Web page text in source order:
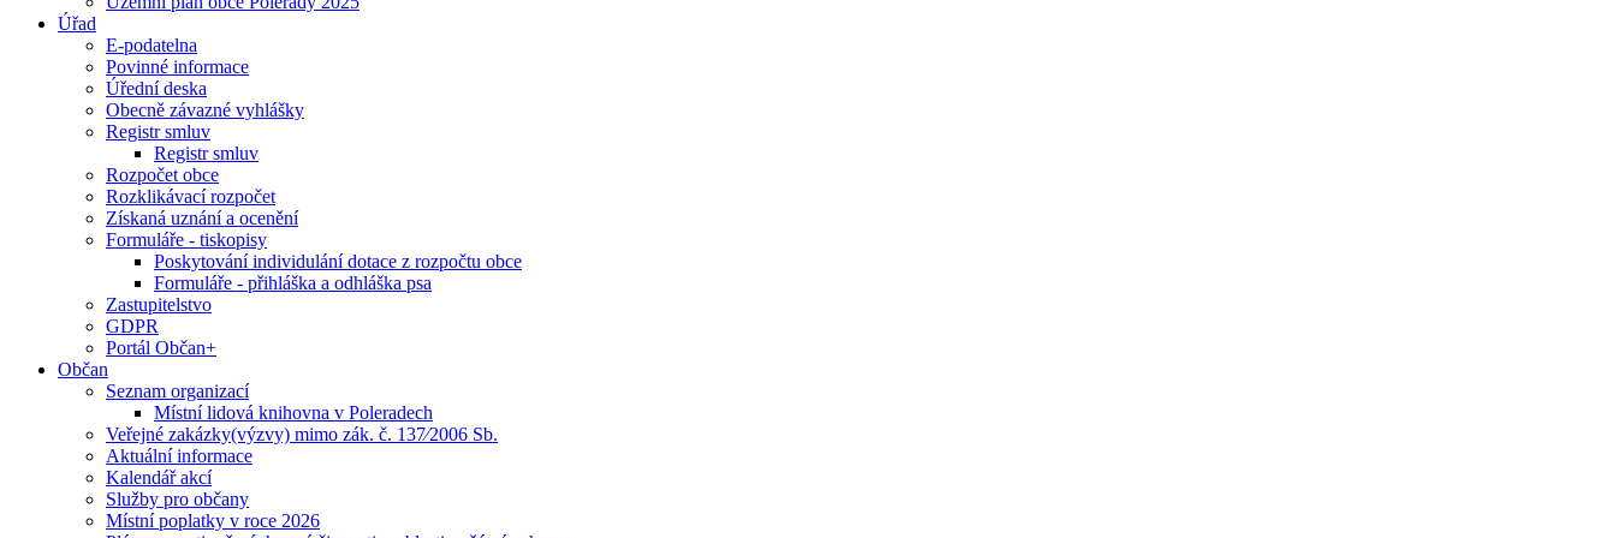
Úřad
E-podatelna
Povinné informace
Úřední deska
Obecně závazné vyhlášky
Registr smluv
Registr smluv
Rozpočet obce
Rozklikávací rozpočet
Získaná uznání a ocenění
Formuláře - tiskopisy
Poskytování individulání dotace z rozpočtu obce
Formuláře - přihláška a odhláška psa
Zastupitelstvo
GDPR
Portál Občan+
Občan
Seznam organizací
Místní lidová knihovna v Poleradech
Veřejné zakázky(výzvy) mimo zák. č. 137⁄2006 Sb.
Aktuální informace
Kalendář akcí
Služby pro občany
Místní poplatky v roce 2026